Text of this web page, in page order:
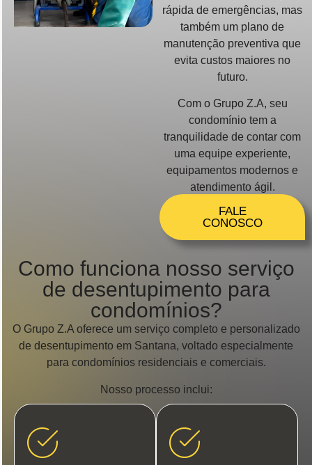
rápida de emergências, mas
também um plano de
manutenção preventiva que
evita custos maiores no
futuro.
Com o Grupo Z.A, seu
condomínio tem a
tranquilidade de contar com
uma equipe experiente,
equipamentos modernos e
atendimento ágil.
FALE
CONOSCO
Como funciona nosso serviço
de desentupimento para
condomínios?
O Grupo Z.A oferece um serviço completo e personalizado
de desentupimento em Santana, voltado especialmente
para condomínios residenciais e comerciais.
Nosso processo inclui: